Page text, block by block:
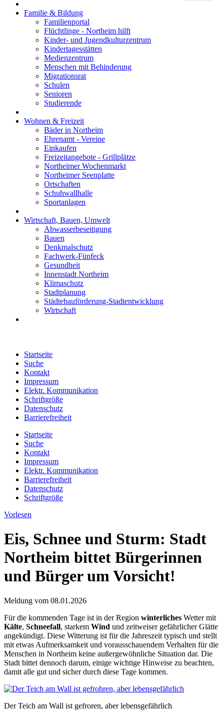
Familie & Bildung
Familienportal
Flüchtlinge - Northeim hilft
Kinder- und Jugendkulturzentrum
Kindertagesstätten
Medienzentrum
Menschen mit Behinderung
Migrationsrat
Schulen
Senioren
Studierende
Wohnen & Freizeit
Bäder in Northeim
Ehrenamt - Vereine
Einkaufen
Freizeitangebote - Grillplätze
Northeimer Wochenmarkt
Northeimer Seenplatte
Ortschaften
Schuhwallhalle
Sportanlagen
Wirtschaft, Bauen, Umwelt
Abwasserbeseitigung
Bauen
Denkmalschutz
Fachwerk-Fünfeck
Gesundheit
Innenstadt Northeim
Klimaschutz
Stadtplanung
Städtebauförderung-Stadtentwicklung
Wirtschaft
Startseite
Suche
Kontakt
Impressum
Elektr. Kommunikation
Schriftgröße
Datenschutz
Barrierefreiheit
Startseite
Suche
Kontakt
Impressum
Elektr. Kommunikation
Barrierefreiheit
Datenschutz
Schriftgröße
Vorlesen
Eis, Schnee und Sturm: Stadt
Northeim bittet Bürgerinnen
und Bürger um Vorsicht!
Meldung vom 08.01.2026
Für die kommenden Tage ist in der Region winterliches Wetter mit
Kälte, Schneefall, starkem Wind und zeitweiser gefährlicher Glätte
angekündigt. Diese Witterung ist für die Jahreszeit typisch und stellt
mit etwas Aufmerksamkeit und vorausschauendem Verhalten für die
Menschen in Northeim keine außergewöhnliche Situation dar. Die
Stadt bittet dennoch darum, einige wichtige Hinweise zu beachten,
damit alle gut und sicher durch diese Tage kommen.
Der Teich am Wall ist gefroren, aber lebensgefährlich